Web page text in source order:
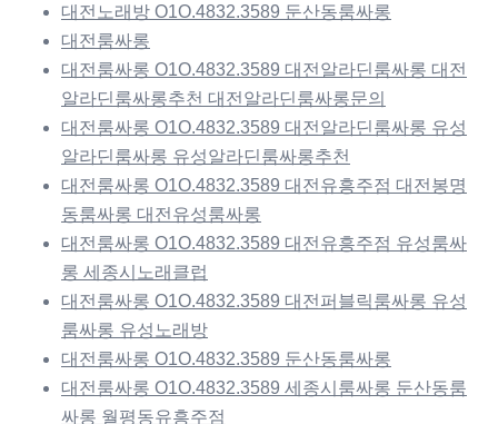
대전노래방 O1O.4832.3589 둔산동룸싸롱
대전룸싸롱
대전룸싸롱 O1O.4832.3589 대전알라딘룸싸롱 대전
알라딘룸싸롱추천 대전알라딘룸싸롱문의
대전룸싸롱 O1O.4832.3589 대전알라딘룸싸롱 유성
알라딘룸싸롱 유성알라딘룸싸롱추천
대전룸싸롱 O1O.4832.3589 대전유흥주점 대전봉명
동룸싸롱 대전유성룸싸롱
대전룸싸롱 O1O.4832.3589 대전유흥주점 유성룸싸
롱 세종시노래클럽
대전룸싸롱 O1O.4832.3589 대전퍼블릭룸싸롱 유성
룸싸롱 유성노래방
대전룸싸롱 O1O.4832.3589 둔산동룸싸롱
대전룸싸롱 O1O.4832.3589 세종시룸싸롱 둔산동룸
싸롱 월평동유흥주점